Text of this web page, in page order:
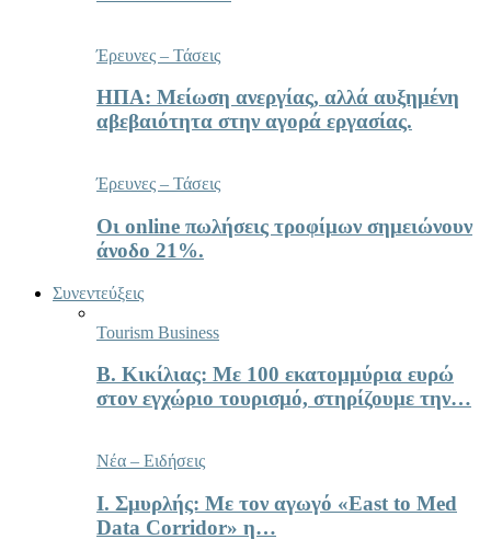
Έρευνες – Τάσεις
ΗΠΑ: Μείωση ανεργίας, αλλά αυξημένη
αβεβαιότητα στην αγορά εργασίας.
Έρευνες – Τάσεις
Οι online πωλήσεις τροφίμων σημειώνουν
άνοδο 21%.
Συνεντεύξεις
Tourism Business
Β. Κικίλιας: Με 100 εκατομμύρια ευρώ
στον εγχώριο τουρισμό, στηρίζουμε την…
Νέα – Ειδήσεις
Ι. Σμυρλής: Με τον αγωγό «East to Med
Data Corridor» η…